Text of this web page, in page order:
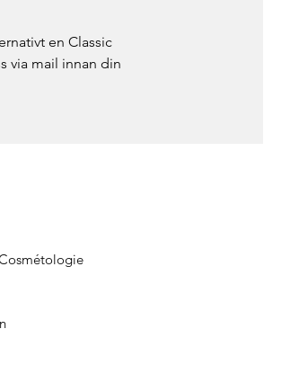
en Classic
via mail innan din